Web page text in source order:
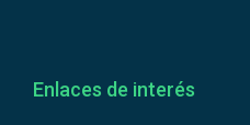
Enlaces de interés